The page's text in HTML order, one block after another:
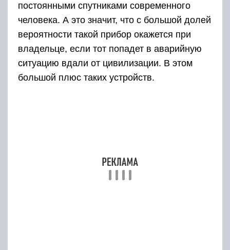
постоянными спутниками современного
человека. А это значит, что с большой долей
вероятности такой прибор окажется при
владельце, если тот попадет в аварийную
ситуацию вдали от цивилизации. В этом
большой плюс таких устройств.